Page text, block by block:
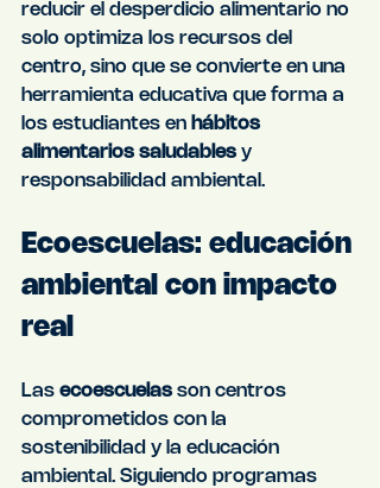
reducir el desperdicio alimentario no
solo optimiza los recursos del
centro, sino que se convierte en una
herramienta educativa que forma a
los estudiantes en hábitos
alimentarios saludables y
responsabilidad ambiental.
Ecoescuelas: educación
ambiental con impacto
real
Las ecoescuelas son centros
comprometidos con la
sostenibilidad y la educación
ambiental. Siguiendo programas